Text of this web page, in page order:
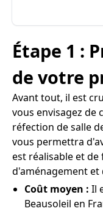
Étape 1 :
de votre
Avant tout, il est
vous envisagez de
réfection de salle
vous permettra
est réalisable et
d'aménagement et
Coût moyen : Il
Beausoleil en